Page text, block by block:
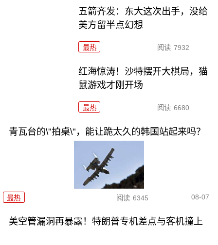
五箭齐发：东大这次出手，没给
美方留半点幻想
最热 阅读 7932
红海惊涛！沙特摆开大棋局，猫
鼠游戏才刚开场
最热 阅读 6680
青瓦台的\"拍桌\"，能让跪太久的韩国站起来吗？
最热 阅读 6345 08-07
美空管漏洞再暴露！特朗普专机差点与客机撞上